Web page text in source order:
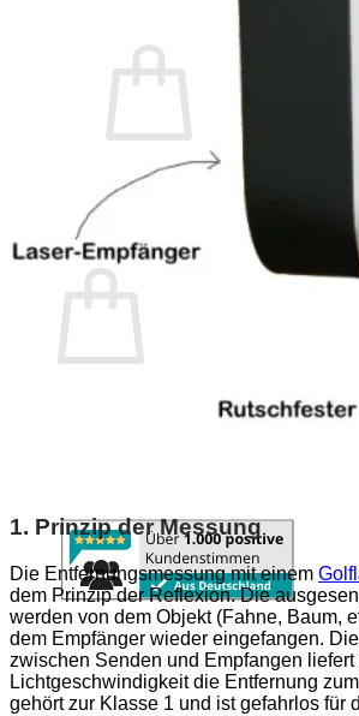
Es befinden sich keine
Zurück zum Shop
Warenkorb
Es befinden sich keine Produkte
1. Prinzip der Messung
Die Entfernungsmessung mit einem
dem Prinzip der Reflexion. Die
werden von dem Objekt (Fahne, Baum,
dem Empfänger wieder eingefangen.
zwischen Senden und Empfangen
Lichtgeschwindigkeit die Entfernung
gehört zur Klasse 1 und ist gefahrlos für